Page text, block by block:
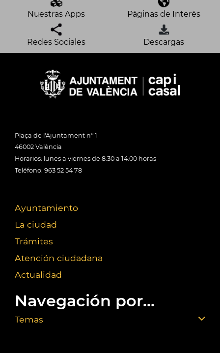
Nuestras Apps Páginas de Interés
Redes Sociales Descargas
Plaça de l'Ajuntament nº 1
46002 València
Horarios: lunes a viernes de 8:30 a 14:00 horas
Teléfono: 963 52 54 78
Ayuntamiento
La ciudad
Trámites
Atención ciudadana
Actualidad
Navegación por...
Temas